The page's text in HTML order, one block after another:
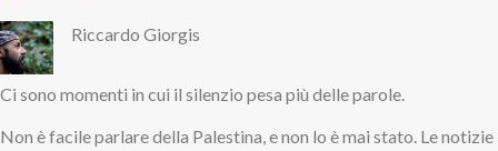
Riccardo Giorgis
Ci sono momenti in cui il silenzio pesa più delle parole.
Non è facile parlare della Palestina, e non lo è mai stato. Le notizie